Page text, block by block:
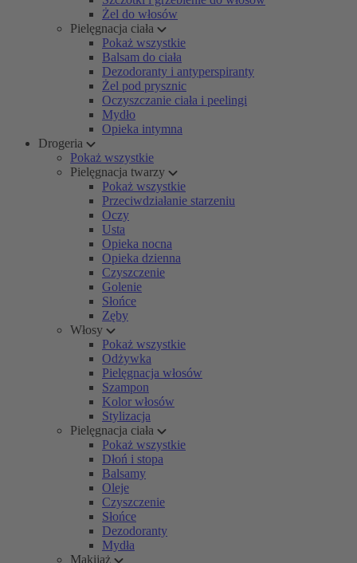
Żel do włosów
Pielęgnacja ciała
Pokaż wszystkie
Balsam do ciała
Dezodoranty i antyperspiranty
Żel pod prysznic
Oczyszczanie ciała i peelingi
Mydło
Opieka intymna
Drogeria
Pokaż wszystkie
Pielęgnacja twarzy
Pokaż wszystkie
Przeciwdziałanie starzeniu
Oczy
Usta
Opieka nocna
Opieka dzienna
Czyszczenie
Golenie
Słońce
Zęby
Włosy
Pokaż wszystkie
Odżywka
Pielęgnacja włosów
Szampon
Kolor włosów
Stylizacja
Pielęgnacja ciała
Pokaż wszystkie
Dłoń i stopa
Balsamy
Oleje
Czyszczenie
Słońce
Dezodoranty
Mydła
Makijaż